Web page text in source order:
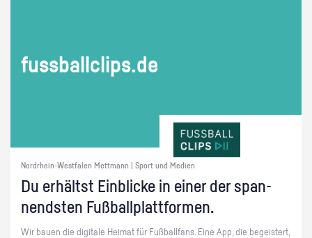
fuss­ball­clips.de
Nordrhein-Westfalen Mettmann | Sport und Medien
Du er­hältst Ein­bli­cke in einer der span­
nends­ten Fuß­ball­platt­for­men.
Wir bauen die di­gi­ta­le Hei­mat für Fuß­ball­fans. Eine App, die be­geis­tert,